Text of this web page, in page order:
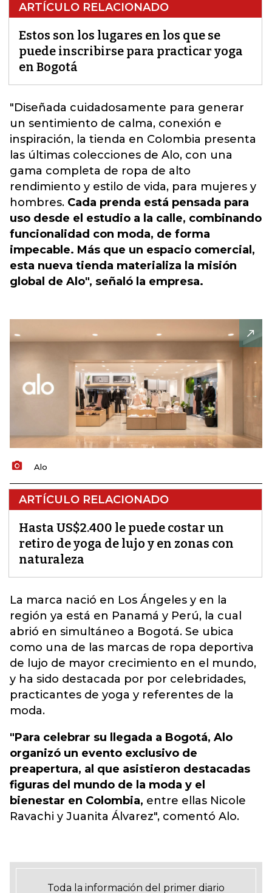
ARTÍCULO RELACIONADO
Estos son los lugares en los que se
puede inscribirse para practicar yoga
en Bogotá
"Diseñada cuidadosamente para generar
un sentimiento de calma, conexión e
inspiración, la tienda en Colombia presenta
las últimas colecciones de Alo, con una
gama completa de ropa de alto
rendimiento y estilo de vida, para mujeres y
hombres. Cada prenda está pensada para
uso desde el estudio a la calle, combinando
funcionalidad con moda, de forma
impecable. Más que un espacio comercial,
esta nueva tienda materializa la misión
global de Alo", señaló la empresa.
Alo
ARTÍCULO RELACIONADO
Hasta US$2.400 le puede costar un
retiro de yoga de lujo y en zonas con
naturaleza
La marca nació en Los Ángeles y en la
región ya está en Panamá y Perú, la cual
abrió en simultáneo a Bogotá. Se ubica
como una de las marcas de ropa deportiva
de lujo de mayor crecimiento en el mundo,
y ha sido destacada por por celebridades,
practicantes de yoga y referentes de la
moda.
"Para celebrar su llegada a Bogotá, Alo
organizó un evento exclusivo de
preapertura, al que asistieron destacadas
figuras del mundo de la moda y el
bienestar en Colombia, entre ellas Nicole
Ravachi y Juanita Álvarez", comentó Alo.
Toda la información del primer diario